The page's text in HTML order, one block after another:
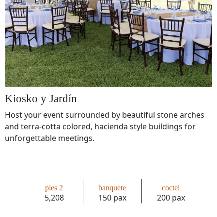
Kiosko y Jardín
Host your event surrounded by beautiful stone arches
and terra-cotta colored, hacienda style buildings for
unforgettable meetings.
pies 2
5,208
banquete
150 pax
coctel
200 pax